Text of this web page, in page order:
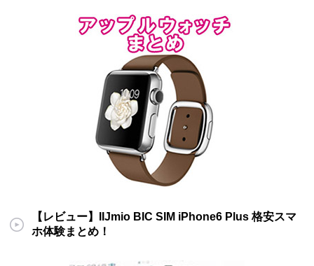
【レビュー】IIJmio BIC SIM iPhone6 Plus 格安スマ
ホ体験まとめ！